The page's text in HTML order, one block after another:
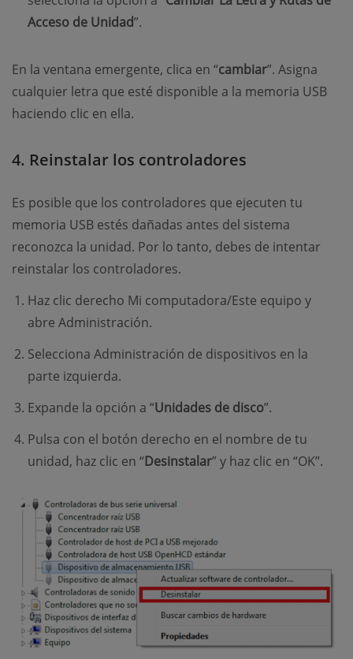
Acceso de Unidad”.
En la ventana emergente, clica en “cambiar”. Asigna
cualquier letra que esté disponible a la memoria USB
haciendo clic en ella.
4. Reinstalar los controladores
Es posible que los controladores que ejecuten tu
memoria USB estés dañadas antes del sistema
reconozca la unidad. Por lo tanto, debes de intentar
reinstalar los controladores.
Haz clic derecho Mi computadora/Este equipo y
abre Administración.
Selecciona Administración de dispositivos en la
parte izquierda.
Expande la opción a “Unidades de disco”.
Pulsa con el botón derecho en el nombre de tu
unidad, haz clic en “Desinstalar” y haz clic en “OK”.